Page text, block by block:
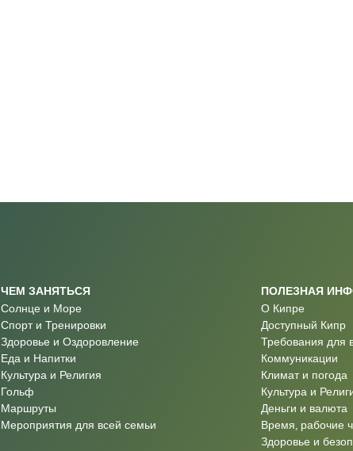
ЧЕМ ЗАНЯТЬСЯ
Солнце и Море
Спорт и Тренировки
Здоровье и Оздоровление
Еда и Напитки
Культура и Религия
Гольф
Маршруты
Мероприятия для всей семьи
ПОЛЕЗНАЯ
О Кипре
Доступный Кипр
Требования для
Коммуникации
Климат и погода
Культура и
Деньги и валюта
Время, рабочие
Здоровье и